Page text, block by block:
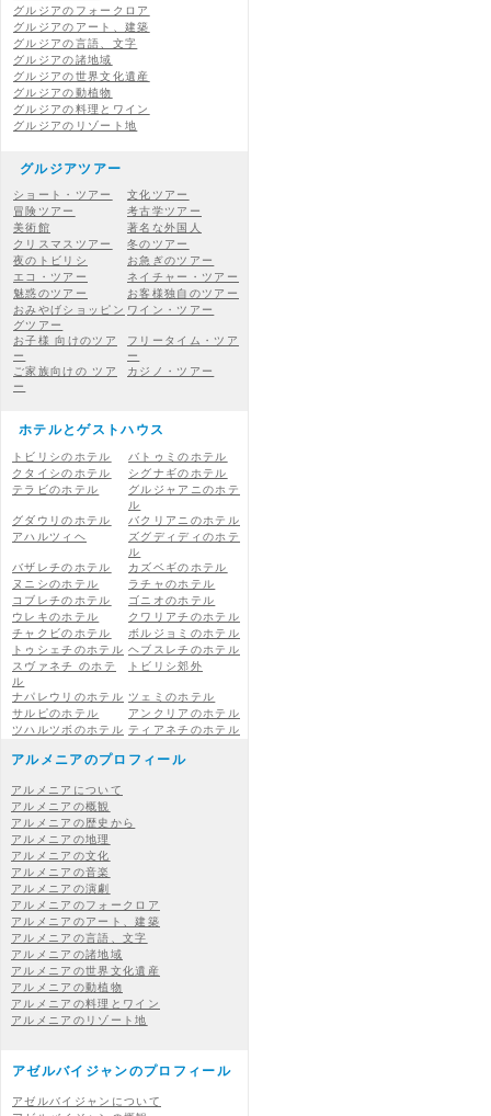
グルジアのフォークロア
グルジアのアート、建築
グルジアの言語、文字
グルジアの諸地域
グルジアの世界文化遺産
グルジアの動植物
グルジアの料理とワイン
グルジアのリゾート地
グルジアツアー
ショート・ツアー
文化ツアー
冒険ツアー
考古学ツアー
美術館
著名な外国人
クリスマスツアー
冬のツアー
夜のトビリシ
お急ぎのツアー
エコ・ツアー
ネイチャー・ツアー
魅惑のツアー
お客様独自のツアー
おみやげショッピン
グツアー
ワイン・ツアー
お子様 向けのツア
ー
フリータイム・ツア
ー
ご家族向けの ツア
ー
カジノ・ツアー
ホテルとゲストハウス
トビリシのホテル
バトゥミのホテル
クタイシのホテル
シグナギのホテル
テラビのホテル
グルジャアニのホテ
ル
グダウリのホテル
バクリアニのホテル
アハルツィヘ
ズグディディのホテ
ル
バザレチのホテル
カズベギのホテル
ヌニシのホテル
ラチャのホテル
コブレチのホテル
ゴニオのホテル
ウレキのホテル
クワリアチのホテル
チャクビのホテル
ボルジョミのホテル
トゥシェチのホテル ヘブスレチのホテル
スヴァネチ のホテ
ル
トビリシ郊外
ナパレウリのホテル ツェミのホテル
サルピのホテル
アンクリアのホテル
ツハルツボのホテル ティアネチのホテル
アルメニアのプロフィール
アルメニアについて
アルメニアの概観
アルメニアの歴史から
アルメニアの地理
アルメニアの文化
アルメニアの音楽
アルメニアの演劇
アルメニアのフォークロア
アルメニアのアート、建築
アルメニアの言語、文字
アルメニアの諸地域
アルメニアの世界文化遺産
アルメニアの動植物
アルメニアの料理とワイン
アルメニアのリゾート地
アゼルバイジャンのプロフィール
アゼルバイジャンについて